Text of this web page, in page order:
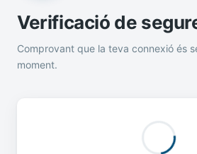
Verificació de
Comprovant que la teva connexió és
moment.